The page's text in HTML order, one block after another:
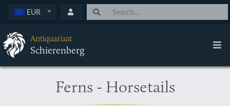
EUR
Antiquariaat
Schierenberg
Ferns - Horsetails